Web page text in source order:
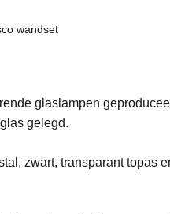
wandset
glaslampen
gelegd.
zwart, transparant topas